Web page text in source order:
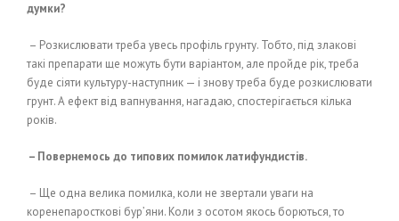
думки?
– Розкислювати треба увесь профіль грунту. Тобто, під злакові
такі препарати ще можуть бути варіантом, але пройде рік, треба
буде сіяти культуру-наступник — і знову треба буде розкислювати
грунт. А ефект від вапнування, нагадаю, спостерігається кілька
років.
– Повернемось до типових помилок латифундистів.
– Ще одна велика помилка, коли не звертали уваги на
коренепаросткові бур’яни. Коли з осотом якось борються, то